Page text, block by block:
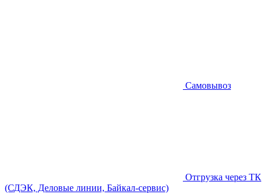
Самовывоз
Отгрузка через ТК
(СДЭК, Деловые линии, Байкал-сервис)